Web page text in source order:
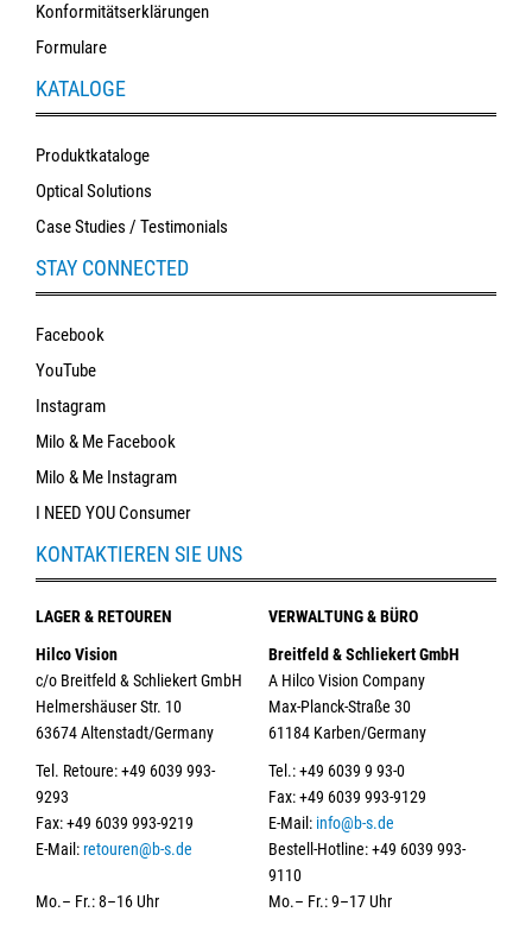
Konformitätserklärungen
Formulare
KATALOGE
Produktkataloge
Optical Solutions
Case Studies / Testimonials
STAY CONNECTED
Facebook
YouTube
Instagram
Milo & Me Facebook
Milo & Me Instagram
I NEED YOU Consumer
KONTAKTIEREN SIE UNS
LAGER & RETOUREN
Hilco Vision
c/o Breitfeld & Schliekert GmbH
Helmershäuser Str. 10
63674 Altenstadt/Germany
Tel. Retoure: +49 6039 993-
9293
Fax: +49 6039 993-9219
E-Mail:retouren@b-s.de
Mo.– Fr.: 8–16 Uhr
VERWALTUNG & BÜRO
Breitfeld & Schliekert GmbH
A Hilco Vision Company
Max-Planck-Straße 30
61184 Karben/Germany
Tel.: +49 6039 9 93-0
Fax: +49 6039 993-9129
E-Mail: info@b-s.de
Bestell-Hotline: +49 6039 993-
9110
Mo.– Fr.: 9–17 Uhr